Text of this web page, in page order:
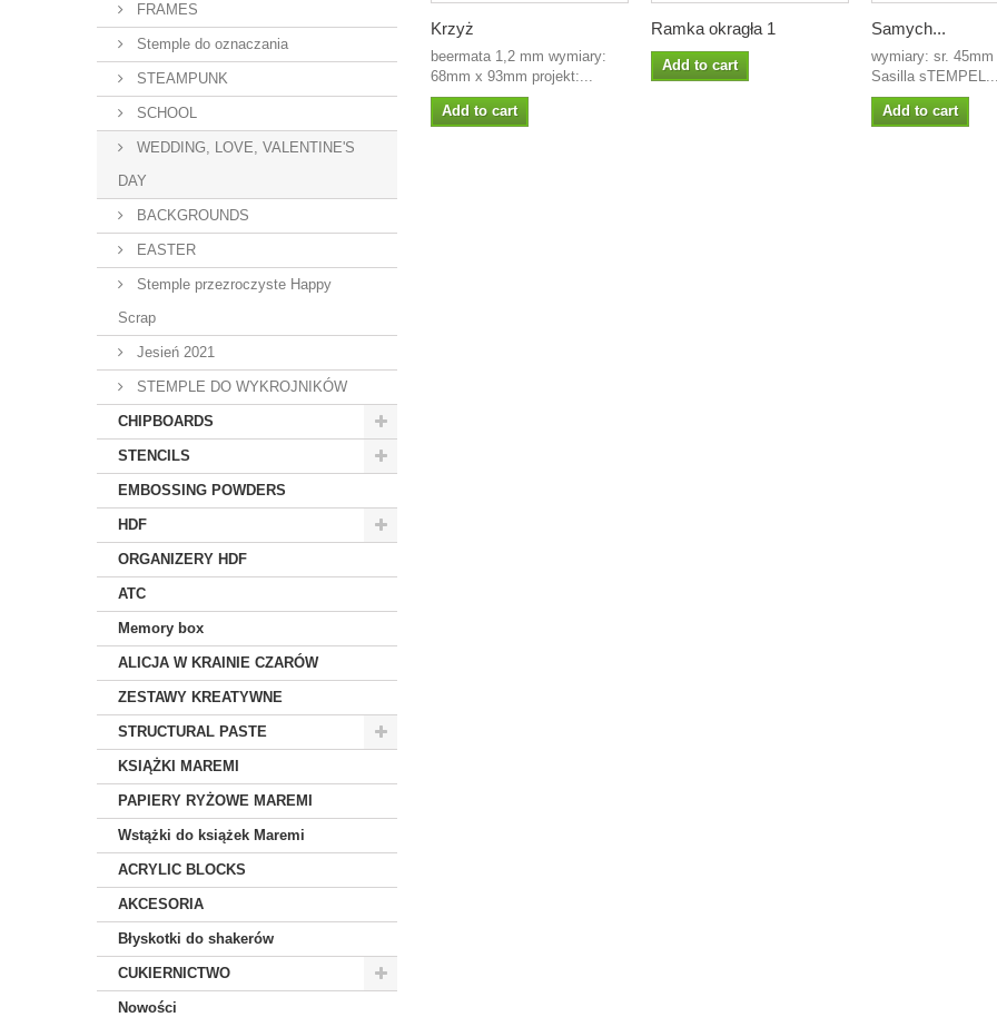
FRAMES
Stemple do oznaczania
STEAMPUNK
SCHOOL
WEDDING, LOVE, VALENTINE'S
DAY
BACKGROUNDS
EASTER
Stemple przezroczyste Happy
Scrap
Jesień 2021
STEMPLE DO WYKROJNIKÓW
CHIPBOARDS
STENCILS
EMBOSSING POWDERS
HDF
ORGANIZERY HDF
ATC
Memory box
ALICJA W KRAINIE CZARÓW
ZESTAWY KREATYWNE
STRUCTURAL PASTE
KSIĄŻKI MAREMI
PAPIERY RYŻOWE MAREMI
Wstążki do książek Maremi
ACRYLIC BLOCKS
AKCESORIA
Błyskotki do shakerów
CUKIERNICTWO
Nowości
Krzyż
beermata 1,2 mm wymiary:
68mm x 93mm projekt:...
Add to cart
Ramka okragła 1
Add to cart
Samych...
wymiary: sr.
Sasilla
Add to cart